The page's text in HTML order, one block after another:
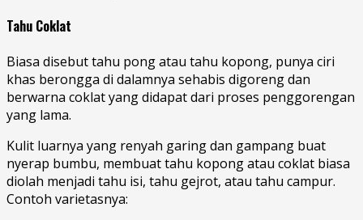
Tahu Coklat
Biasa disebut tahu pong atau tahu kopong, punya ciri
khas berongga di dalamnya sehabis digoreng dan
berwarna coklat yang didapat dari proses penggorengan
yang lama.
Kulit luarnya yang renyah garing dan gampang buat
nyerap bumbu, membuat tahu kopong atau coklat biasa
diolah menjadi tahu isi, tahu gejrot, atau tahu campur.
Contoh varietasnya: